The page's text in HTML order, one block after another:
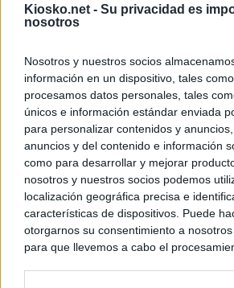
Kiosko.net - Su privacidad es
nosotros
Nosotros y nuestros socios
información en un dispositivo, tales
procesamos datos personales, tales
únicos e información estándar enviada
para personalizar contenidos y
anuncios y del contenido e información
como para desarrollar y mejorar
nosotros y nuestros socios podemos
localización geográfica precisa e
características de dispositivos. Puede
otorgarnos su consentimiento a
para que llevemos a cabo el